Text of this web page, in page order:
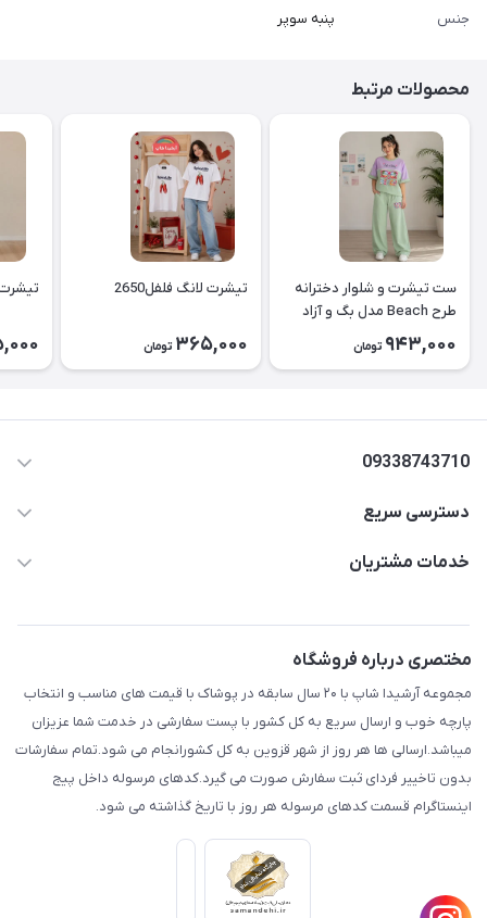
جنس پنبه سوپر
محصولات مرتبط
ست تیشرت و شلوار دخترانه
طرح Beach مدل بگ و آزاد
943,000 تومان
تیشرت لانگ فلفل2650
365,000 تومان
تیشرت
09338743710
دسترسی سریع
حساب کاربری
لیست محصولات
درباره ما
تماس با ما
خدمات مشتریان
مختصری درباره فروشگاه
مجموعه آرشیدا شاپ با ۲۰ سال سابقه در پوشاک با قیمت های مناسب و انتخاب
پارچه خوب و ارسال سریع به کل کشور با پست سفارشی در خدمت شما عزیزان
میباشد.ارسالی ها هر روز از شهر قزوین به کل کشورانجام می شود.تمام سفارشات
بدون تاخییر فردای ثبت سفارش صورت می گیرد.کدهای مرسوله داخل پیج
اینستاگرام قسمت کدهای مرسوله هر روز با تاریخ گذاشته می شود.